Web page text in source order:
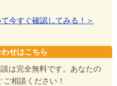
今すぐ確認してみる！＞
せはこちら
は完全無料です。あなたの
相談ください！